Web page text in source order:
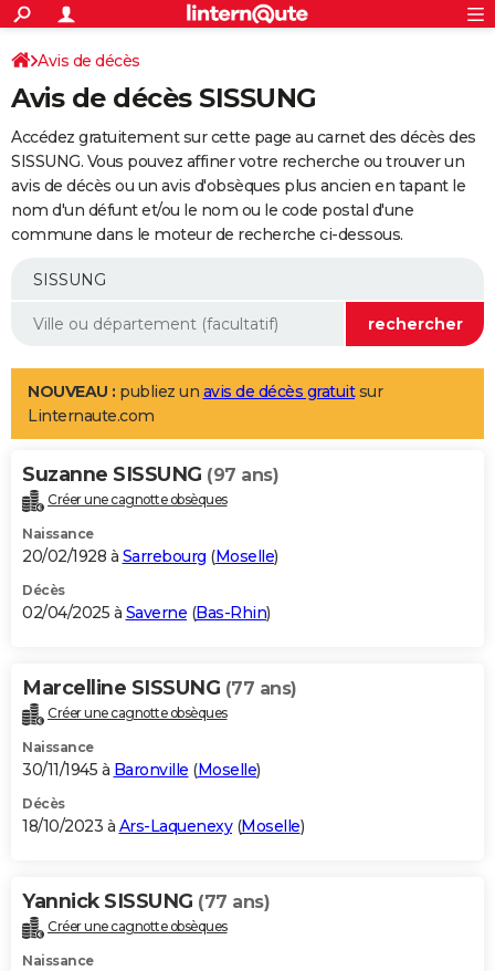
ACTUALITÉS
Politique
Société
Faits Divers
Education
Monde
Villes
+
SPORT
Coupe du monde 2026
Football
Tennis
Cyclisme
Rugby
Forum
Programme TV
TNT
Streaming
Cinéma
Sorties cinéma
Musique
+
FINANCE
Retraite
Epargne
Immobilier
Risques naturels par ville
Banque
Assurance
AUTO
Essais
Réserver un essai
Citadines
Berlines
SUV
Forum auto
+
Mobiles
Meilleur smartphone
Internet
Ordinateurs
Jeux vidéo
Guide high-tech
Aménagement intérieur
LIFESTYLE
Art de vivre
Bien-être
Loisirs
Mode
Modes de vie
Alimentation
Guide de la santé
Maladies
Médicaments
Sommeil
VOYAGE
Destinations
City break
Voyage nature
Voyage de noces
Forum
Climat
+PHOTO
GUIDES D'ACHAT
BONS PLANS
Carte de Noël
Carte Bonne année
Carte Saint-Valentin
Carte Pâques
Carte d'anniversaire
DICTIONNAIRE
Dictionnaire
Biographies
Citations
Expressions
Proverbes
PROGRAMME TV
S'inscrire
Se connecter
Lycées
Collèges
Primaires
Universités
Entreprises
Service militaire
Avis de recherche
AVIS DE DÉCÈS
Bricolage
Lifestyle
Culture
Sport
Auto
Television
Voyage
Cinema
Avis de décès
Avis de décès SISSUNG
Accédez gratuitement sur cette page au carnet des décès des
SISSUNG. Vous pouvez affiner votre recherche ou trouver un
avis de décès ou un avis d'obsèques plus ancien en tapant le
nom d'un défunt et/ou le nom ou le code postal d'une
commune dans le moteur de recherche ci-dessous.
NOUVEAU : publiez un avis de décès gratuitsur
Linternaute.com
Suzanne SISSUNG (97 ans)
Créer une cagnotte obsèques
Naissance
20/02/1928 à Sarrebourg (Moselle)
Décès
02/04/2025 à Saverne (Bas-Rhin)
Marcelline SISSUNG (77 ans)
Créer une cagnotte obsèques
Naissance
30/11/1945 à Baronville (Moselle)
Décès
18/10/2023 à Ars-Laquenexy(Moselle)
Yannick SISSUNG (77 ans)
Créer une cagnotte obsèques
Naissance